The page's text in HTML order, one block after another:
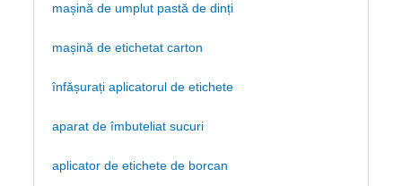
mașină de umplut pastă de dinți
mașină de etichetat carton
înfășurați aplicatorul de etichete
aparat de îmbuteliat sucuri
aplicator de etichete de borcan